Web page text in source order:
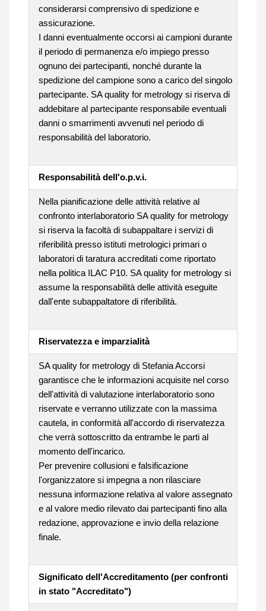
considerarsi comprensivo di spedizione e
assicurazione.
I danni eventualmente occorsi ai campioni durante
il periodo di permanenza e/o impiego presso
ognuno dei partecipanti, nonché durante la
spedizione del campione sono a carico del singolo
partecipante. SA quality for metrology si riserva di
addebitare al partecipante responsabile eventuali
danni o smarrimenti avvenuti nel periodo di
responsabilità del laboratorio.
Responsabilità dell'o.p.v.i.
Nella pianificazione delle attività relative al
confronto interlaboratorio SA quality for metrology
si riserva la facoltà di subappaltare i servizi di
riferibilità presso istituti metrologici primari o
laboratori di taratura accreditati come riportato
nella politica ILAC P10. SA quality for metrology si
assume la responsabilità delle attività eseguite
dall'ente subappaltatore di riferibilità.
Riservatezza e imparzialità
SA quality for metrology di Stefania Accorsi
garantisce che le informazioni acquisite nel corso
dell'attività di valutazione interlaboratorio sono
riservate e verranno utilizzate con la massima
cautela, in conformità all'accordo di riservatezza
che verrà sottoscritto da entrambe le parti al
momento dell'incarico.
Per prevenire collusioni e falsificazione
l'organizzatore si impegna a non rilasciare
nessuna informazione relativa al valore assegnato
e al valore medio rilevato dai partecipanti fino alla
redazione, approvazione e invio della relazione
finale.
Significato dell'Accreditamento (per confronti
in stato "Accreditato")